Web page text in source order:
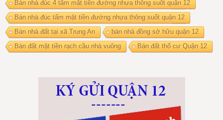
Bán nhà đúc 4 tấm mặt tiền đường nhựa thông suốt quận 12
Bán nhà đúc tấm mặt tiền đường nhựa thông suốt quận 12
Bán nhà đất tại xã Trung An
bán nhà đồng sở hữu quận 12
Bán đất mặt tiền rạch cầu nhà vuông
Bán đất thổ cư Quận 12